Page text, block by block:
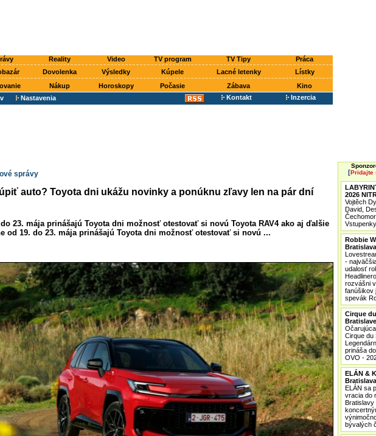
Reality Video TV program TV Tipy
Práca
Dovolenka Výsledky Kúpele Lacné letenky
Lístky
Nákup Horoskopy Počasie Zábava
Kino
Nastavenia Kontakt Inzercia
správy
auto? Toyota dni ukážu novinky a ponúknu zľavy len na pár dní
23. mája prinášajú Toyota dni možnosť otestovať si novú Toyota RAV4 ako aj ďalšie
od 19. do 23. mája prinášajú Toyota dni možnosť otestovať si novú ...
[Pridajte
2026
Vojtěch
David,
Robbie
-
udalosť
rozvášni
fanúšikov
spevák
Cirque
Cirque du
prináša
OVO -
ELÁN &
Bratislava
ELÁN sa
vracia do
Bratislavy
bývalých